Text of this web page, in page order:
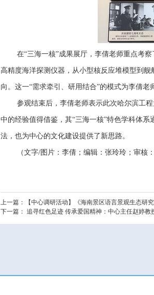
在“三海一核”成果展厅，李倩老师重点考察
高精度海洋探测仪器，从小型核反应堆模型到
向。这一“需求牵引、研用结合”的模式为李倩老
参观结束后，李倩老师表示此次哈尔滨工
中的经验值得借鉴，其“三海一核”特色学科体
法，也为中心的文化建设提供了新思路。
（文字/图片：李倩；编辑：张玲玲；审核：
上一篇：
【中心调研活动】《海南景区语言景观生态研
下一篇： 追寻红色足迹 传承爱国精神：中心主任赵婷教